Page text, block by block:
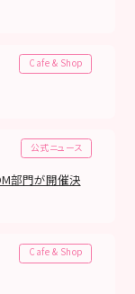
Cafe & Shop
公式ニュース
部門が開催決
Cafe & Shop